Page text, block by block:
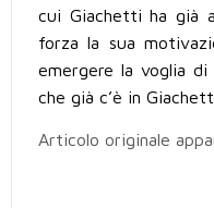
cui Giachetti ha già
forza la sua
emergere la voglia
che già c’è in
Articolo originale